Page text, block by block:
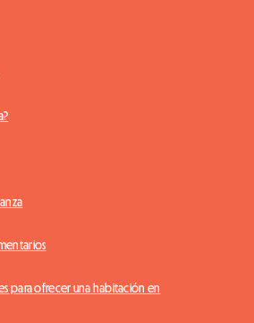
para ofrecer una habitación en